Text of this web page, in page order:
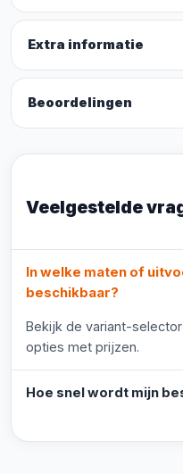
Extra informatie
Beoordelingen
Veelgestelde
In welke maten of
beschikbaar?
Bekijk de variant-
opties met prijzen.
Hoe snel wordt mijn